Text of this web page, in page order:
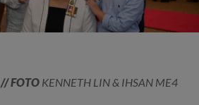
// FOTO KENNETH LIN & IHSAN ME4